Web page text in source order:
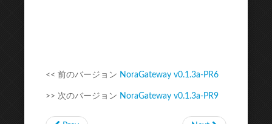
<< 前のバージョン NoraGateway v0.1.3a-PR6
>> 次のバージョン NoraGateway v0.1.3a-PR9